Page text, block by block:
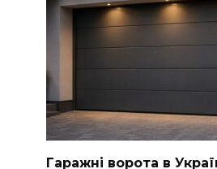
Гаражні ворота в